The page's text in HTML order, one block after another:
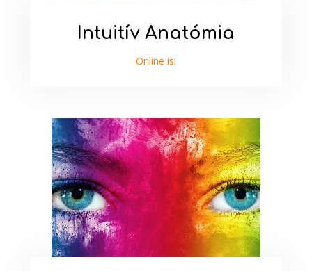
Intuitív Anatómia
Online is!